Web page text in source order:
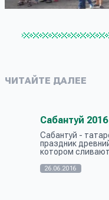
ЧИТАЙТЕ ДАЛЕЕ
Сабантуй
Сабантуй -
праздник
котором
обряды… Труд
26.06.2016